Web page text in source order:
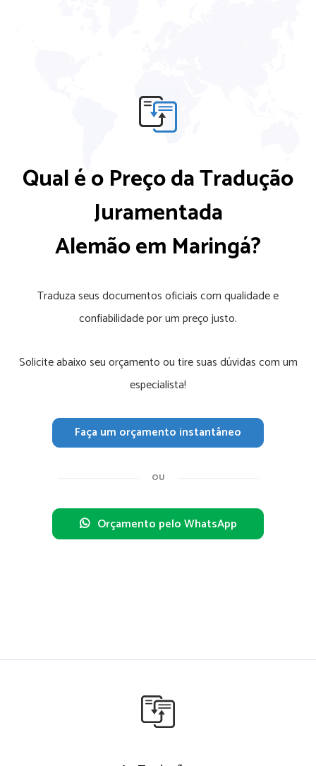
Qual é o Preço da Tradução
Juramentada
Alemão em Maringá?
Traduza seus documentos oficiais com qualidade e
confiabilidade por um preço justo.
Solicite abaixo seu orçamento ou tire suas dúvidas com um
especialista!
Faça um orçamento instantâneo
OU
Orçamento pelo WhatsApp